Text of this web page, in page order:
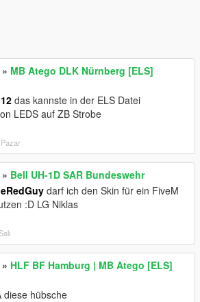
» MB Atego DLK Nürnberg [ELS]
das kannste in der ELS Datei
LEDS auf ZB Strobe
» Bell UH-1D SAR Bundeswehr
darf ich den Skin für ein FiveM
:D LG Niklas
» HLF BF Hamburg | MB Atego [ELS]
diese hübsche